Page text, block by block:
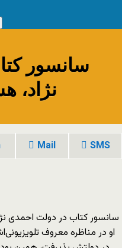
سانسور
نژاد،
Mail SMS
سانسور کتاب در دولت‌ احمدی
او در مناظره‌ معروف